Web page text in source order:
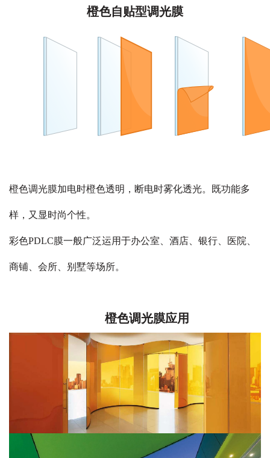
橙色自贴型调光膜
橙色调光膜加电时橙色透明，断电时雾化透光。既功能多
样，又显时尚个性。
彩色PDLC膜一般广泛运用于办公室、酒店、银行、医院、
商铺、会所、别墅等场所。
橙色调光膜应用